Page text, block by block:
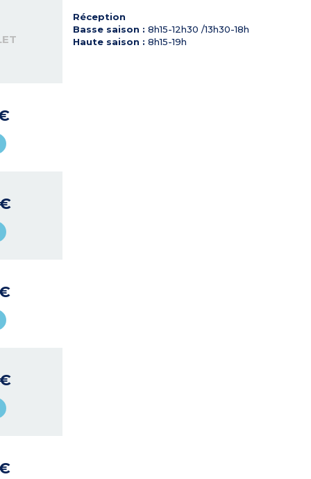
Réception
Basse saison : 8h15-12h30 /13h30-18h
Haute saison : 8h15-19h